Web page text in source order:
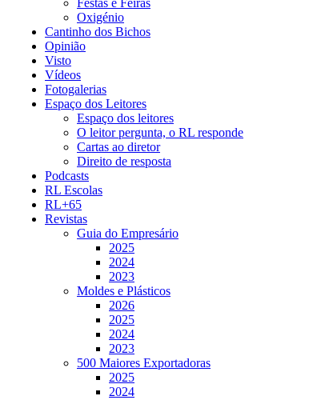
Oxigénio
Cantinho dos Bichos
Opinião
Visto
Vídeos
Fotogalerias
Espaço dos Leitores
Espaço dos leitores
O leitor pergunta, o RL responde
Cartas ao diretor
Direito de resposta
Podcasts
RL Escolas
RL+65
Revistas
Guia do Empresário
2025
2024
2023
Moldes e Plásticos
2026
2025
2024
2023
500 Maiores Exportadoras
2025
2024